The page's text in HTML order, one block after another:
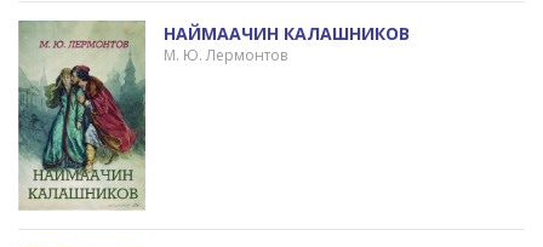
НАЙМААЧИН КАЛАШНИКОВ
М. Ю. Лермонтов